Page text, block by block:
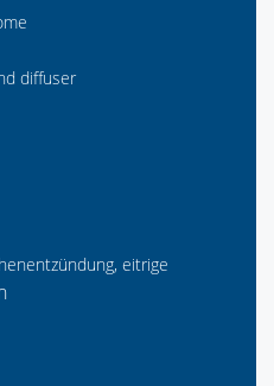
diffuser
eitrige